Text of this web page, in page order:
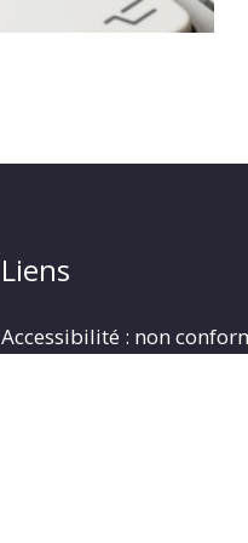
Liens
Accessibilité : non